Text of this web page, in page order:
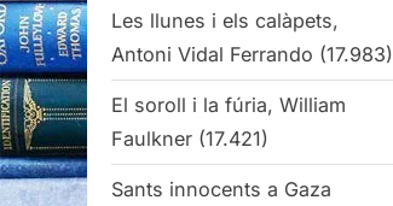
Les llunes i els calàpets,
Antoni Vidal Ferrando (17.983)
El soroll i la fúria, William
Faulkner (17.421)
Sants innocents a Gaza